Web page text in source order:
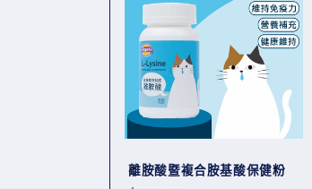
離胺酸暨複合胺基酸保健粉